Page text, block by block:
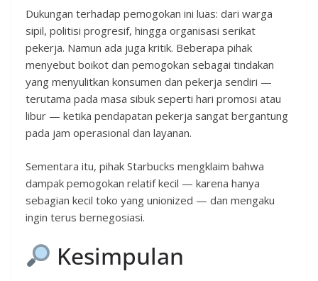
Dukungan terhadap pemogokan ini luas: dari warga
sipil, politisi progresif, hingga organisasi serikat
pekerja. Namun ada juga kritik. Beberapa pihak
menyebut boikot dan pemogokan sebagai tindakan
yang menyulitkan konsumen dan pekerja sendiri —
terutama pada masa sibuk seperti hari promosi atau
libur — ketika pendapatan pekerja sangat bergantung
pada jam operasional dan layanan.
Sementara itu, pihak Starbucks mengklaim bahwa
dampak pemogokan relatif kecil — karena hanya
sebagian kecil toko yang unionized — dan mengaku
ingin terus bernegosiasi.
Kesimpulan